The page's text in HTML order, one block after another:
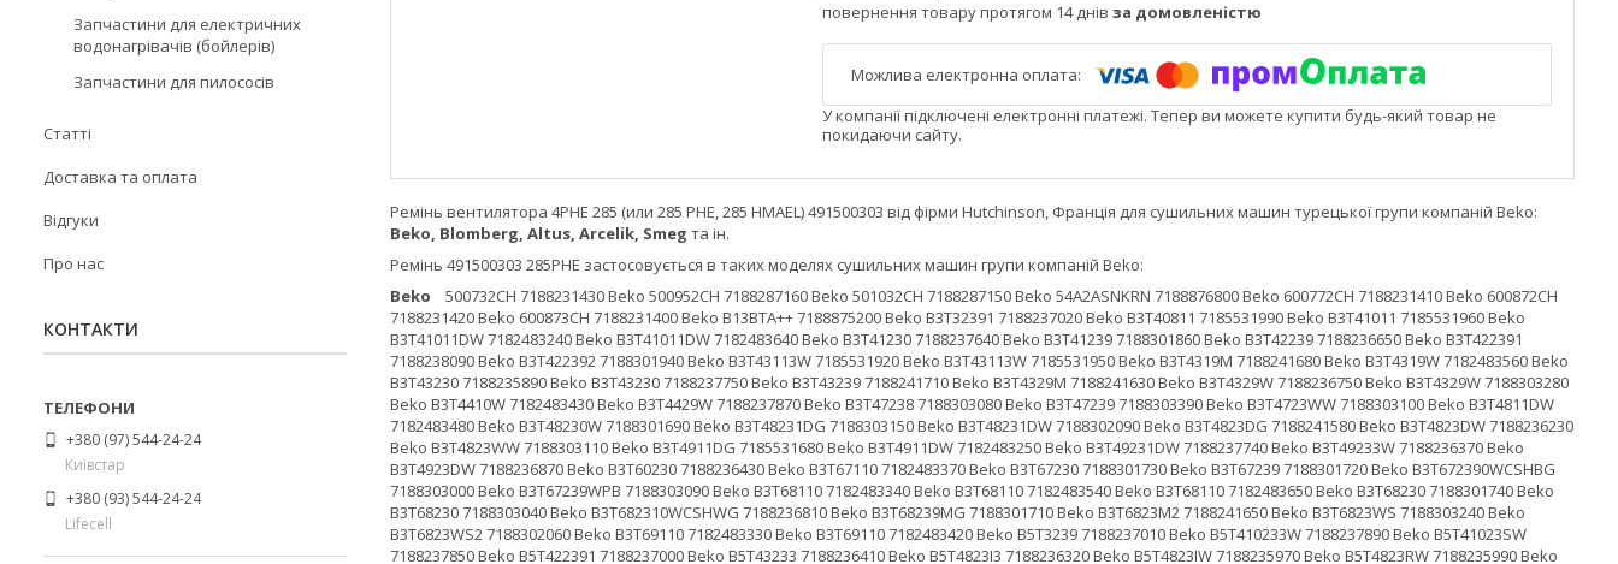
повернення товару протягом 14 днів за домовленістю
У компанії підключені електронні платежі. Тепер ви можете купити будь-який товар не
покидаючи сайту.
Ремінь вентилятора 4PHE 285 (или 285 PHE, 285 HMAEL) 491500303 від фірми Hutchinson, Франція для сушильних машин турецької групи компаній Beko:
Beko, Blomberg, Altus, Arcelik, Smeg та ін.
Ремінь 491500303 285PHE застосовується в таких моделях сушильних машин групи компаній Beko:
Beko 500732CH 7188231430 Beko 500952CH 7188287160 Beko 501032CH 7188287150 Beko 54A2ASNKRN 7188876800 Beko 600772CH 7188231410 Beko 600872CH 7188231420 Beko 600873CH 7188231400 Beko B13BTA++ 7188875200 Beko B3T32391 7188237020 Beko B3T40811 7185531990 Beko B3T41011 7185531960 Beko B3T41011DW 7182483240 Beko B3T41011DW 7182483640 Beko B3T41230 7188237640 Beko B3T41239 7188301860 Beko B3T42239 7188236650 Beko B3T422391 7188238090 Beko B3T422392 7188301940 Beko B3T43113W 7185531920 Beko B3T43113W 7185531950 Beko B3T4319M 7188241680 Beko B3T4319W 7182483560 Beko B3T43230 7188235890 Beko B3T43230 7188237750 Beko B3T43239 7188241710 Beko B3T4329M 7188241630 Beko B3T4329W 7188236750 Beko B3T4329W 7188303280 Beko B3T4410W 7182483430 Beko B3T4429W 7188237870 Beko B3T47238 7188303080 Beko B3T47239 7188303390 Beko B3T4723WW 7188303100 Beko B3T4811DW 7182483480 Beko B3T48230W 7188301690 Beko B3T48231DG 7188303150 Beko B3T48231DW 7188302090 Beko B3T4823DG 7188241580 Beko B3T4823DW 7188236230 Beko B3T4823WW 7188303110 Beko B3T4911DG 7185531680 Beko B3T4911DW 7182483250 Beko B3T49231DW 7188237740 Beko B3T49233W 7188236370 Beko B3T4923DW 7188236870 Beko B3T60230 7188236430 Beko B3T67110 7182483370 Beko B3T67230 7188301730 Beko B3T67239 7188301720 Beko B3T672390WCSHBG 7188303000 Beko B3T67239WPB 7188303090 Beko B3T68110 7182483340 Beko B3T68110 7182483540 Beko B3T68110 7182483650 Beko B3T68230 7188301740 Beko B3T68230 7188303040 Beko B3T682310WCSHWG 7188236810 Beko B3T68239MG 7188301710 Beko B3T6823M2 7188241650 Beko B3T6823WS 7188303240 Beko B3T6823WS2 7188302060 Beko B3T69110 7182483330 Beko B3T69110 7182483420 Beko B5T3239 7188237010 Beko B5T410233W 7188237890 Beko B5T41023SW 7188237850 Beko B5T422391 7188237000 Beko B5T43233 7188236410 Beko B5T4823I3 7188236320 Beko B5T4823IW 7188235970 Beko B5T4823RW 7188235990 Beko B5T49237W 7188236360 Beko B5T4923IG 7188241550 Beko B5T4923IW 7188235980 Beko B5T4923RW 7188236000 Beko B5T60230M 7188237810 Beko B5T68233 7188236450 Beko B5T682339W 7188237050 Beko B5T68233WBPB 7188303010 Beko B5T68233WPB 7188237210 Beko B5T68237 7188236470 Beko B5T68239WSPB 7188303230 Beko B5T69233 7188236440 Beko B5T69233 7188237520 Beko B5T69233W2 7188236880 Beko B5T69233WBPB 7188237260 Beko B5T69233WPB 7188237250 Beko BDB7135W 7182482760 Beko BDC710W 7182482280 Beko BDC830W 7187842220 Beko BDCB8020W 7182483270 Beko BDP700W 7188234290 Beko BDP810W 7188231280 Beko BDS7034M 7188241160 Beko BDS7034M 7188241260 Beko BDS7034W 7188234260 Beko BDS7435WS 7188301140 Beko BDS8033W 7188232930 Beko BDS8534W 7188234670 Beko BDS94D7W 7188235690 Beko BDU9044W 7187842750 Beko BT3103S-IT 7188237540 Beko BTBC22XB 7182483490 Beko BTBC43XB 7188236690 Beko BTBC43XB1 7188237860 Beko BTD100 7188241310 Beko BTD101 7188241360 Beko C7S 7188876300 Beko CDS7300GW 7188233200 Beko CDS8400GW 7188285070 Beko CDU8104GX0W2 7187841820 Beko CDY8105 7187842740 Beko CNDU54XL 7187871420 Beko D170K 7182570200 Beko D3H18301W 7188303310 Beko D3H19302W 7188237920 Beko D3H28303W 7188303300 Beko D3H29302W 7188237950 Beko D3H29393W 7188237910 Beko D70HP 7188250200 Beko D70KT 7182520200 Beko D70KTI 7182570210 Beko D71KT 7182670210 Beko D71KTS 7182610200 Beko D72HP 7188250210 Beko D72HP 7188250230 Beko D72KT 7182570220 Beko D7331PA0 7187842810 Beko D73KT 7182570230 Beko D79KT 7182670200 Beko D80EK 7187870200 Beko D80HP 7188210210 Beko D81HP 7188870200 Beko D81HP 7188210230 Beko D81HP 7188210290 Beko D81HPE 7188310200 Beko D81HPESF 7188810200 Beko D81HPS 7188260200 Beko D81HPS 7188260210 Beko D82HP 7188250220 Beko D82HP 7188250240 Beko D8331PA0 7187842800 Beko D86HP 7188210200 Beko D86HP 7188874500 Beko D86HP 7188210280 Beko D90HP 7188210220 Beko D91HP 7188210240 Beko D91HPS 7188220200 Beko D91PR 7188210260 Beko D92HP 7188210250 Beko D92HP 7188210270 Beko D92UV 7188310210 Beko DB7101PA 7186281310 Beko DB7101PAS 7182541500 Beko DB7111GA0 7182483090 Beko DB7111PA 7184681240 Beko DB7111PA0 7182482780 Beko DB7111PA0S 7182541530 Beko DB7111PA0S 7182541550 Beko DB7111PA0W 7182482060 Beko DB7111PA0W 7182482240 Beko DB7111PAS 7182541580 Beko DB7131PA0S 7182541510 Beko DB7131PA0W 7184681210 Beko DB8111PAW 7182482790 Beko DB8112PA0W 7182581880 Beko DB8131PA0S 7182541520 Beko DB8131PA0W 7184681230 Beko DBBU8112GA0WS 7182481930 Beko DBBU81310W 7184681250 Beko DBED10GWS 7182483360 Beko DBED8GW 7182482270 Beko DBED9GWS 7187841130 Beko DBH8246DGA0WW 7188301750 Beko DC101230 7187841190 Beko DC101230 7187842940 Beko DC700W/1 7187981700 Beko DC7041W 7187981500 Beko DC7100B 7185531730 Beko DC7110 7186271100 Beko DC7110 7186281300 Beko DC7110 7186281400 Beko DC7110 7186281600 Beko DC7110 7186281700 Beko DC7110S 7186282000 Beko DC7110S 7186282100 Beko DC7110W 7186281500 Beko DC7111 7186281540 Beko DC7111S 7185531750 Beko DC7112W 7186281510 Beko DC7120-ЗЭN 7185381300 Beko DC713 7187681500 Beko DC7130 7182581400 Beko DC7130 7182581500 Beko DC7130 7182581800 Beko DC7130-GUL 7182582200 Beko DC7130N 7182482750 Beko DC7130S 7182541100 Beko DC7132 7182582800 Beko DC7132S 7182541400 Beko DC7211 7186281560 Beko DC7230 7187671200 Beko DC7230 7187671300 Beko DC7230 7187681200 Beko DC7230 7187681300 Beko DC72301 7187681400 Beko DC72301BX 7182581850 Beko DC7230A 7182541300 Beko DC7230BX 7182581860 Beko DC7230PL 7187671400 Beko DC7230PL2 7187671500 Beko DC7230S 7182541200 Beko DC7230XS 7187641100 Beko DC7430 7187681600 Beko DC8100S 7185531740 Beko DC8230A 7184681320 Beko DC8M 7185531970 Beko DC9100S 7187782310 Beko DC9W 7182483380 Beko DCB7114GA0W 7182483140 Beko DCB816A 7182541540 Beko DCB816A 7182541570 Beko DCB816W 7182482040 Beko DCB912A 7185531940 Beko DCB912W 7187842950 Beko DCB916A 7187841170 Beko DCB93166B 7187782430 Beko DCB93166R 7187782440 Beko DCB93166W 7187842550 Beko DCB9PB166B 7187782320 Beko DCB9PB166W 7187841140 Beko DCE7120W 7182582110 Beko DCJ83133W 7187842520 Beko DCR93161W 7187842560 Beko DCSC821W 7189042100 Beko DCU10123GXW 7182483580 Beko DCU6130B 7188631400 Beko DCU6130S 7188631500 Beko DCU6130W 7188081300 Beko DCU7110 7187121100 Beko DCU720030BX 7182482570 Beko DCU7230 7182681200 Beko DCU7230 7182681400 Beko DCU7230 7182681600 Beko DCU7230 7182682300 Beko DCU7230B 7188631300 Beko DCU7230BX 7182482550 Beko DCU7230BX 7182482140 Beko DCU7230BXT 7182483280 Beko DCU7230EJ150 7182681700 Beko DCU7230N 7182482520 Beko DCU7230S 7188631100 Beko DCU7230S 7188631200 Beko DCU7230W 7182681500 Beko DCU7230X 7182481300 Beko DCU7230X 7182481500 Beko DCU7231 7182682400 Beko DCU7235BX 7182482190 Beko DCU7330 7185511200 Beko DCU7330 7187981200 Beko DCU7330 7187981300 Beko DCU7330BG 7182482830 Beko DCU7330BLUE 7185531400 Beko DCU7330N 7182482820 Beko DCU7330NOIR 7185531500 Beko DCU7330ROUGE 7185531600 Beko DCU7330X 7182381300 Beko DCU7330X 7182381900 Beko DCU7330XB 7185531700 Beko DCU7330XS 7185531200 Beko DCU7332C 7187981400 Beko DCU740030 7182682200 Beko DCU7430 7182671100 Beko DCU7430 7182681800 Beko DCU7430 7182682000 Beko DCU7430S 7188631700 Beko DCU7430X 7182481900 Beko DCU7430X 7182482000 Beko DCU823 7189041600 Beko DCU8230 7189021100 Beko DCU8230 7189041100 Beko DCU8230 7189042000 Beko DCU8230BX 7182482150 Beko DCU8230N 7182482110 Beko DCU8230PL 7189021200 Beko DCU8230W 7189041200 Beko DCU8230X 7189081400 Beko DCU8230XS 7189031100 Beko DCU8231G 7189041900 Beko DCU8233MM 7182481940 Beko DCU8235BX 7182482540 Beko DCU8235BX 7182482330 Beko DCU8302G 7187831600 Beko DCU8330 7187811100 Beko DCU8330 7187831100 Beko DCU8330 7187831400 Beko DCU8330GX 7187841300 Beko DCU8330X 7187841100 Beko DCU8331GX 7187841800 Beko DCU8332B 7187741100 Beko DCU8332X 7187731100 Beko DCU8332XRC 7187741200 Beko DCU8402 7187842020 Beko DCU8430X 7187841400 Beko DCU8430X 7187841900 Beko DCU8430X 7187871200 Beko DCU8431G 7187842010 Beko DCU9123TXW 7182483550 Beko DCU9203020BX 7187842290 Beko DCU9203020BXT 7187842920 Beko DCU930 7187831500 Beko DCU9302X 7187841210 Beko DCU9330 7187811200 Beko DCU9330 7187831200 Beko DCU9330R 7187941100 Beko DCU9330W 7187831300 Beko DCU9330X 7187841200 Beko DCU9330X 7187841500 Beko DCU9330X 7187841600 Beko DCU9330X 7187842300 Beko DCU9330XB 7187781700 Beko DCU9330XS 7187781200 Beko DCU9330XS 7187781600 Beko DCU9331GX 7187842200 Beko DCU9331GXS 7187781800 Beko DCUR701W 7182682510 Beko DCUR801B 7189031310 Beko DCUR801S 7189031300 Beko DCUR801W 7189042200 Beko DCUS81W 7189041210 Beko DCX71100S 7185531820 Beko DCX71100W 7182482970 Beko DCX83100B 7187782420 Beko DCX83100W 7187842530 Beko DCX83120B 7185531630 Beko DCX83120W 7182482420 Beko DCX93150W 7187842570 Beko DCY7202XW3 7182482920 Beko DCY7202YW3 7184681200 Beko DCY724B 7185531660 Beko DCY74020 7182482910 Beko DCY7402GB5 7182482980 Beko DCY7402GXB1 7182482940 Beko DCY7402GXB2 7182482930 Beko DCY7402GXSB1 7185531810 Beko DCY7402SXS2 7185531800 Beko DCY7402XW4 7182482900 Beko DCY8202GB5 7189081810 Beko DCY8202W3 7189021300 Beko DCY8202XW3 7189081800 Beko DCY824 7187842790 Beko DCY8402GM 7187782400 Beko DCY8402GX 7187842030 Beko DCY8402GXB1 7182482880 Beko DCY8402RGM 7187741400 Beko DCY8402XW3 7187842500 Beko DCY8502GXST 7187842040 Beko DCY8502XB1 7187841320 Beko DCY9313W 7187842590 Beko DCY9316G 7188382790 Beko DCY9316W 7187842540 Beko DCY9316W 7187842820 Beko DCY9402GX 7187842600 Beko DCY9402GXB1 7187842610 Beko DCY9502GXB1 7187842400 Beko DCY9502GXB1 7187871400 Beko DCY9502GXB3 7187842410 Beko DCY9502GXSB1 7187782410 Beko DDB7101PA0W 7184681220 Beko DDB8102PA1W 7184681270 Beko DDS7433GX0W 7188234020 Beko DDS8433GX0W 7188233210 Beko DDS8556GX1W 7188233260 Beko DDS8556GX1W 7188231570 Beko DE8331PA0 7188285170 Beko DE8333GX0 7188288950 Beko DE8333PA0 7188285050 Beko DE8333PA0 7188288980 Beko DE8404PA0W 7188288930 Beko DE8431PA0 7188285260 Beko DE8433GA0W 7188288140 Beko DE8433PA0 7188285230 Beko DE8433PA0 7188284520 Beko DE8433PA0W 7188285270 Beko DE8433PA0W 7188285310 Beko DE8433RX0 7188288970 Beko DE8433RX0B 7188382720 Beko DE8433RX0S 7188382710 Beko DE8433RX0W 7188288110 Beko DE8433RXC0 7188285060 Beko DE8434PX0 7188873800 Beko DE8434RX0 7188288060 Beko DE8434RX0M 7188382760 Beko DE8434RX0M 7188382910 Beko DE8435RX0ST 718887370
Запчастини для електричних
водонагрівачів (бойлерів)
Запчастини для пилососів
Статті
Доставка та оплата
Відгуки
Про нас
КОНТАКТИ
+380 (97) 544-24-24
Київстар
+380 (93) 544-24-24
Lifecell